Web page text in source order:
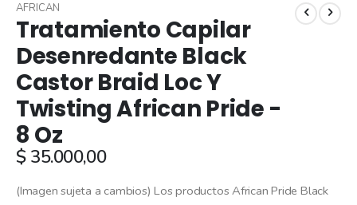
to
the
beginning
of
the
images
gallery
Tratamiento Capilar
Desenredante Black
Castor Braid Loc Y
Twisting African Pride -
8 Oz
AFRICAN
$ 35.000,00
(Imagen sujeta a cambios) Los productos African Pride Black